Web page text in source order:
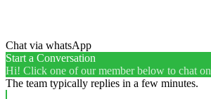
Chat via whatsApp
Start a Conversation
Hi! Click one of our member below to chat on
The team typically replies in a few minutes.